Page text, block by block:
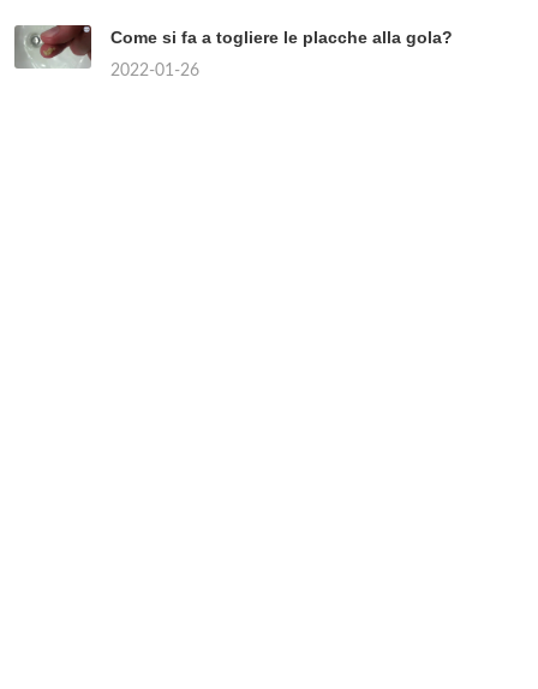
Come si fa a togliere le placche alla gola?
2022-01-26